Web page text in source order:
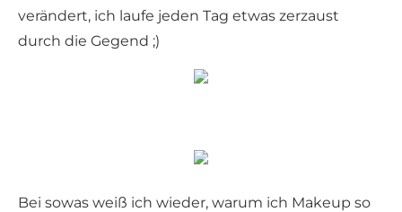
verändert, ich laufe jeden Tag etwas zerzaust
durch die Gegend ;)
Bei sowas weiß ich wieder, warum ich Makeup so